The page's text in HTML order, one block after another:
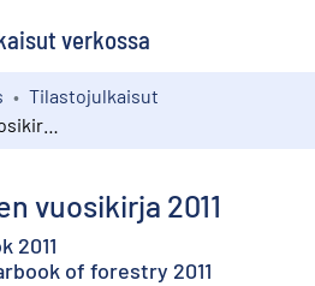
verkossa
Tilastojulkaisut
vuosikirja 2011
2011
of forestry 2011